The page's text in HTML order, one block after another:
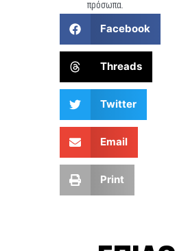
πρόσωπα.
Facebook
Threads
Twitter
Email
Print